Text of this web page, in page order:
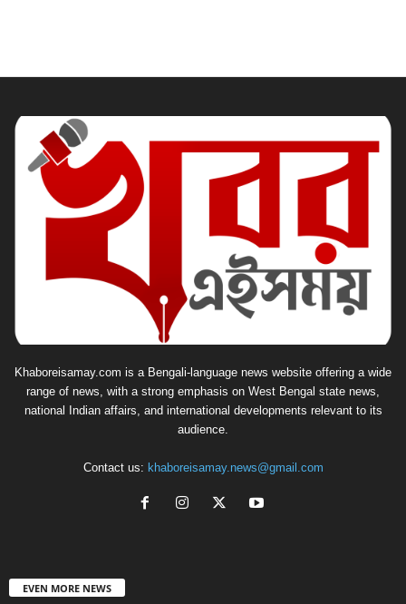
Khaboreisamay.com is a Bengali-language news website offering a wide
range of news, with a strong emphasis on West Bengal state news,
national Indian affairs, and international developments relevant to its
audience.
Contact us: khaboreisamay.news@gmail.com
EVEN MORE NEWS